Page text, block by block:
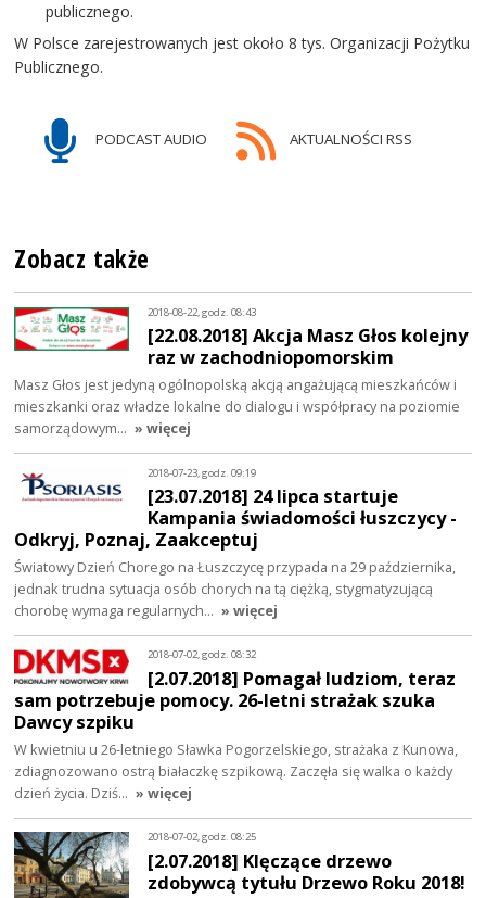
publicznego.
W Polsce zarejestrowanych jest około 8 tys. Organizacji Pożytku
Publicznego.
PODCAST AUDIO AKTUALNOŚCI RSS
Zobacz także
2018-08-22, godz. 08:43
[22.08.2018] Akcja Masz Głos kolejny
raz w zachodniopomorskim
Masz Głos jest jedyną ogólnopolską akcją angażującą mieszkańców i
mieszkanki oraz władze lokalne do dialogu i współpracy na poziomie
samorządowym… » więcej
2018-07-23, godz. 09:19
[23.07.2018] 24 lipca startuje
Kampania świadomości łuszczycy -
Odkryj, Poznaj, Zaakceptuj
Światowy Dzień Chorego na Łuszczycę przypada na 29 października,
jednak trudna sytuacja osób chorych na tą ciężką, stygmatyzującą
chorobę wymaga regularnych… » więcej
2018-07-02, godz. 08:32
[2.07.2018] Pomagał ludziom, teraz
sam potrzebuje pomocy. 26-letni strażak szuka
Dawcy szpiku
W kwietniu u 26-letniego Sławka Pogorzelskiego, strażaka z Kunowa,
zdiagnozowano ostrą białaczkę szpikową. Zaczęła się walka o każdy
dzień życia. Dziś… » więcej
2018-07-02, godz. 08:25
[2.07.2018] Klęczące drzewo
zdobywcą tytułu Drzewo Roku 2018!